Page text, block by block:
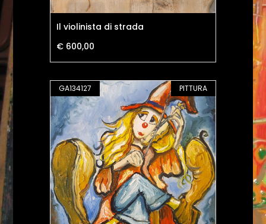
Il violinista di strada
€ 600,00
GA134127 PITTURA